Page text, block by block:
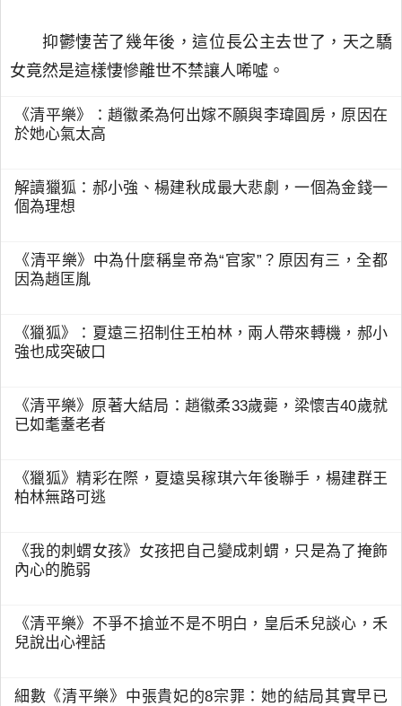
抑鬱悽苦了幾年後，這位長公主去世了，天之驕
女竟然是這樣悽慘離世不禁讓人唏噓。
《清平樂》：趙徽柔為何出嫁不願與李瑋圓房，原因在
於她心氣太高
解讀獵狐：郝小強、楊建秋成最大悲劇，一個為金錢一
個為理想
《清平樂》中為什麼稱皇帝為“官家”？原因有三，全都
因為趙匡胤
《獵狐》：夏遠三招制住王柏林，兩人帶來轉機，郝小
強也成突破口
《清平樂》原著大結局：趙徽柔33歲薨，梁懷吉40歲就
已如耄耋老者
《獵狐》精彩在際，夏遠吳稼琪六年後聯手，楊建群王
柏林無路可逃
《我的刺蝟女孩》女孩把自己變成刺蝟，只是為了掩飾
內心的脆弱
《清平樂》不爭不搶並不是不明白，皇后禾兒談心，禾
兒說出心裡話
細數《清平樂》中張貴妃的8宗罪：她的結局其實早已